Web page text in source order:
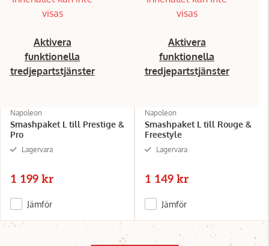
visas
Aktivera
funktionella
tredjepartstjänster
Napoleon
Smashpaket L till Prestige &
Pro
Lagervara
1 199 kr
Jämför
visas
Aktivera
funktionella
tredjepartstjänster
Napoleon
Smashpaket L till Rouge &
Freestyle
Lagervara
1 149 kr
Jämför